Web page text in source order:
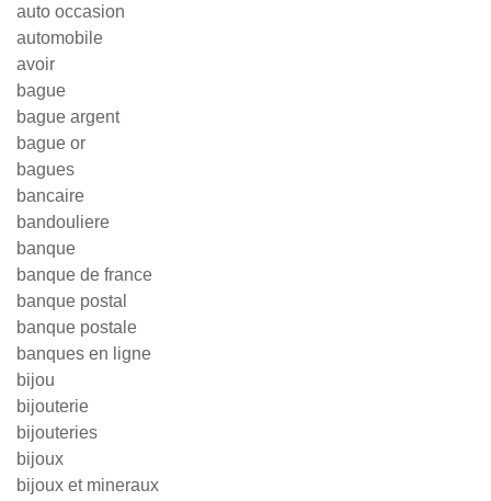
auto occasion
automobile
avoir
bague
bague argent
bague or
bagues
bancaire
bandouliere
banque
banque de france
banque postal
banque postale
banques en ligne
bijou
bijouterie
bijouteries
bijoux
bijoux et mineraux